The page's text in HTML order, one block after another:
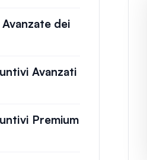
dei
Avanzati
Premium